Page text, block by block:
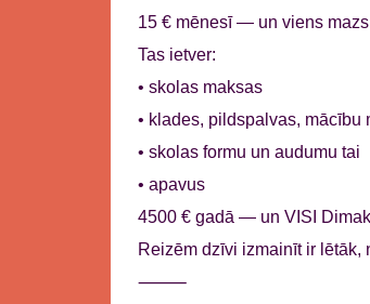
15 € mēnesī — un viens
Tas ietver:
• skolas maksas
• klades, pildspalvas, mācību
• skolas formu un audumu tai
• apavus
4500 € gadā — un VISI
Reizēm dzīvi izmainīt ir lētāk,
⸻